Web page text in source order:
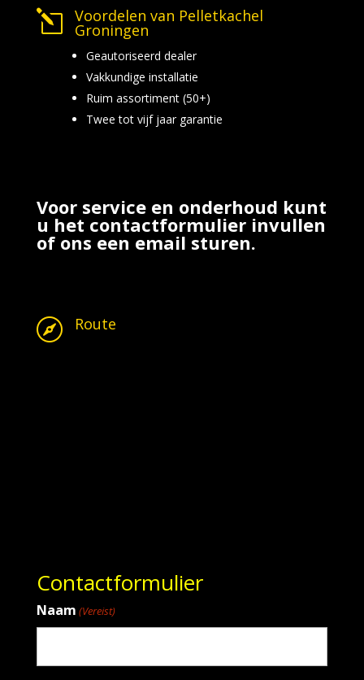
l Voordelen van Pelletkachel
Groningen
Geautoriseerd dealer
Vakkundige installatie
Ruim assortiment (50+)
Twee tot vijf jaar garantie
Voor service en onderhoud kunt
u het contactformulier invullen
of ons een email sturen.
 Route
Contactformulier
Naam (Vereist)